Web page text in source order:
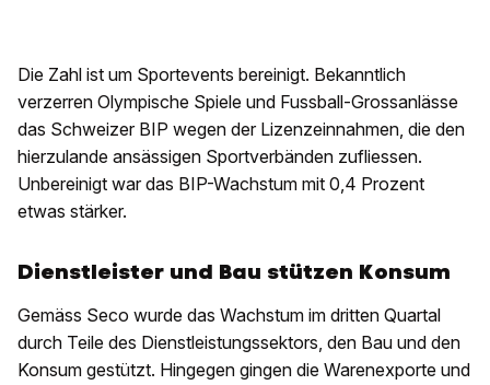
Die Zahl ist um Sportevents bereinigt. Bekanntlich
verzerren Olympische Spiele und Fussball-Grossanlässe
das Schweizer BIP wegen der Lizenzeinnahmen, die den
hierzulande ansässigen Sportverbänden zufliessen.
Unbereinigt war das BIP-Wachstum mit 0,4 Prozent
etwas stärker.
Dienstleister und Bau stützen Konsum
Gemäss Seco wurde das Wachstum im dritten Quartal
durch Teile des Dienstleistungssektors, den Bau und den
Konsum gestützt. Hingegen gingen die Warenexporte und